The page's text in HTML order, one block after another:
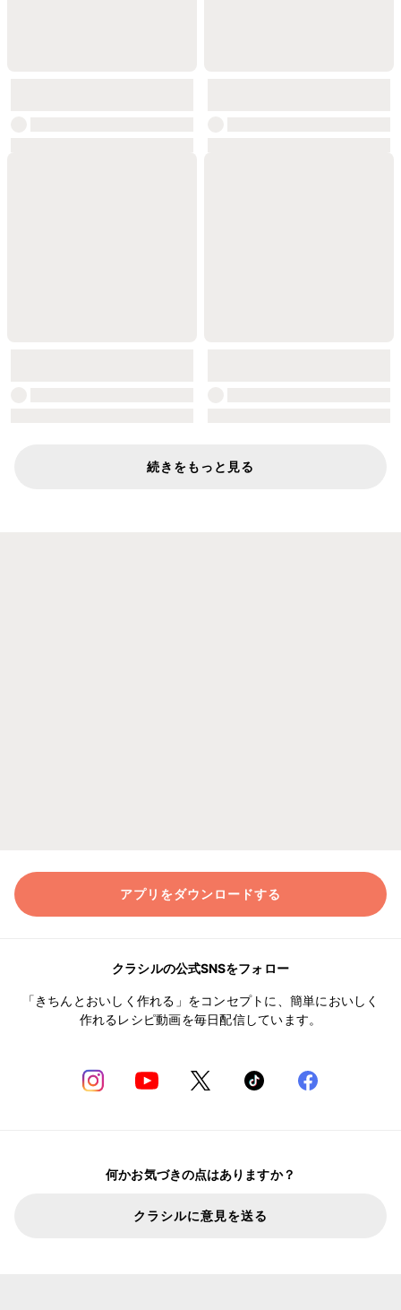
続きをもっと見る
アプリをダウンロードする
クラシルの公式SNSをフォロー
「きちんとおいしく作れる」をコンセプトに、簡単においしく
作れるレシピ動画を毎日配信しています。
何かお気づきの点はありますか？
クラシルに意見を送る